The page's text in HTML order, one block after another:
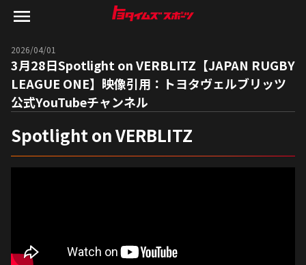
2026/04/01
3月28日Spotlight on VERBLITZ【JAPAN RUGBY
LEAGUE ONE】映像引用：トヨタヴェルブリッツ
公式YouTubeチャンネル
Spotlight on VERBLITZ